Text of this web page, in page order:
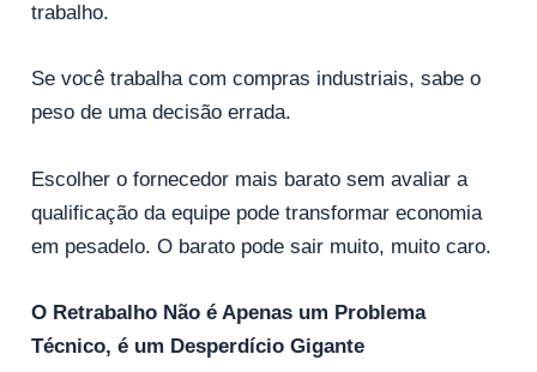
trabalho.
Se você trabalha com compras industriais, sabe o
peso de uma decisão errada.
Escolher o fornecedor mais barato sem avaliar a
qualificação da equipe pode transformar economia
em pesadelo. O barato pode sair muito, muito caro.
O Retrabalho Não é Apenas um Problema
Técnico, é um Desperdício Gigante